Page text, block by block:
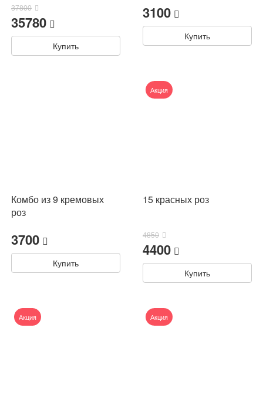
37800
35780
Купить
3100
Купить
Комбо из 9 кремовых
роз
3700
Купить
15 красных роз
4850
4400
Купить
Акция
Акция Акция